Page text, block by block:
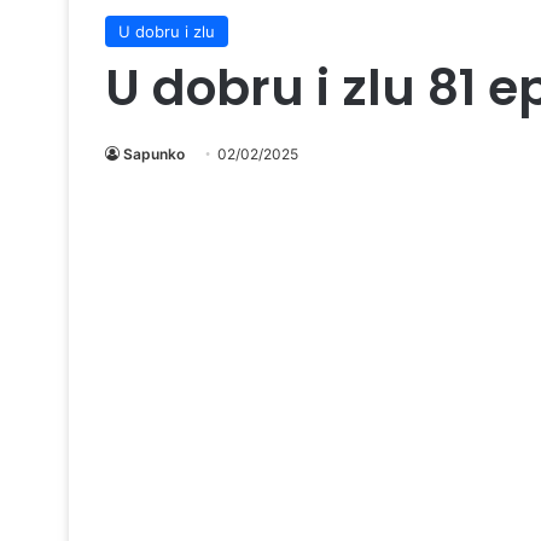
U dobru i zlu
U dobru i zlu 81
Sapunko 02/02/2025